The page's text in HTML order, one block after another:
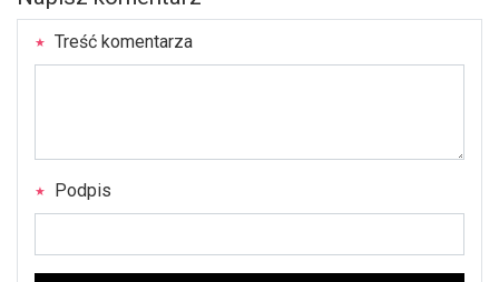
Treść komentarza
Podpis